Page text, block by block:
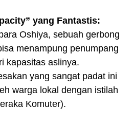
yang Fantastis:
Oshiya, sebuah gerbong
menampung penumpang
kapasitas aslinya.
yang sangat padat ini
warga lokal dengan istilah
Komuter).